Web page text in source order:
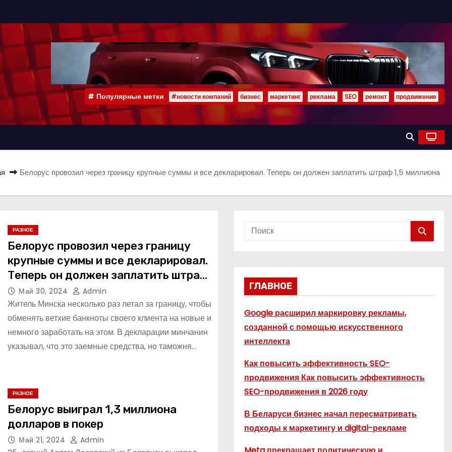
Популярные метки #новости компаний бизнес маркетинг реклама SEO ремонт продвижение
Белорус провозил через границу крупные суммы и все декларировал. Теперь он должен заплатить штраф 1,5 миллиона
РАЗНОЕ
Белорус провозил через границу
крупные суммы и все декларировал.
Теперь он должен заплатить штраф
1,5 миллиона
Май 30, 2024 Admin
Житель Минска несколько раз летал за границу, чтобы
обменять ветхие банкноты своего клиента на новые и
немного заработать на этом. В декларации минчанин
указывал, что это заемные средства, но таможня…
РАЗНОЕ
Белорус выиграл 1,3 миллиона
долларов в покер
Май 21, 2024 Admin
ГЛАВНОЕ
Google расширил маркировку рекламы,
созданной с помощью искусственного
интеллекта
Как повысить эффективность SEO-
продвижения Как повысить эффективность
SEO-продвижения в 2026 году
В Беларуси бизнес начал пересматривать
подходы к маркетингу и digital-рекламе